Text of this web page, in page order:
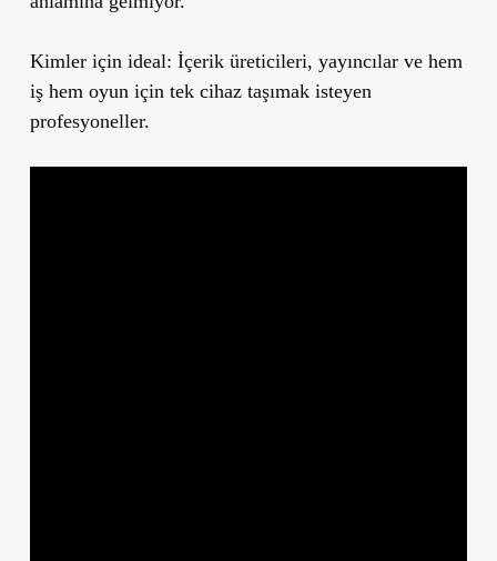
Kimler için ideal: İçerik üreticileri, yayıncılar ve hem
iş hem oyun için tek cihaz taşımak isteyen
profesyoneller.